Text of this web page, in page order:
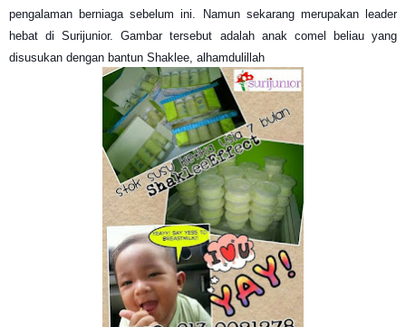
pengalaman berniaga sebelum ini. Namun sekarang merupakan leader
hebat di Surijunior. Gambar tersebut adalah anak comel beliau yang
disusukan dengan bantun Shaklee, alhamdulillah